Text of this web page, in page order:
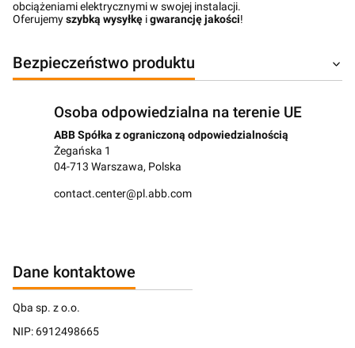
obciążeniami elektrycznymi w swojej instalacji.
Oferujemyszybką wysyłkę igwarancję jakości!
Bezpieczeństwo produktu
Osoba odpowiedzialna na terenie UE
ABB Spółka z ograniczoną odpowiedzialnością
Żegańska 1
04-713 Warszawa, Polska
contact.center@pl.abb.com
Dane kontaktowe
Qba sp. z o.o.
NIP: 6912498665